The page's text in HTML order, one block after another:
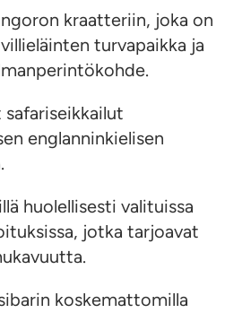
kraatteriin, joka on
turvapaikka ja
englanninkielisen
huolellisesti valituissa
jotka tarjoavat
koskemattomilla